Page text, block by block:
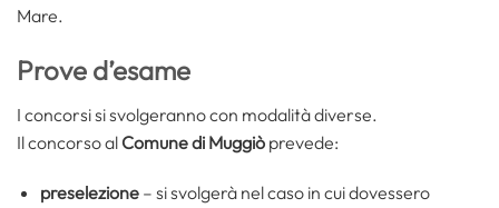
Mare.
Prove d’esame
I concorsi si svolgeranno con modalità diverse.
Il concorso al Comune di Muggiò prevede:
preselezione– si svolgerà nel caso in cui dovessero